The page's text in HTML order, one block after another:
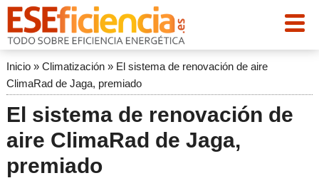
Inicio» Climatización» El sistema de renovación de aire
ClimaRad de Jaga, premiado
El sistema de renovación de
aire ClimaRad de Jaga,
premiado